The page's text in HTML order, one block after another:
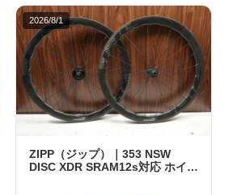
2026/8/1
ZIPP（ジップ）｜353 NSW
DISC XDR SRAM12s対応 ホイー